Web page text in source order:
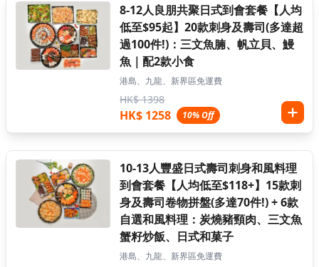
8-12人良朋共聚日式到會套餐【人均
低至$95起】20款刺身及壽司(多達超
過100件!)：三文魚腩、帆立貝、鰻
魚｜配2款小食
港島、九龍、新界區免運費
HK$ 1398
HK$ 1258 10% Off
10-13人豐盛日式壽司刺身和風料理
到會套餐【人均低至$118+】15款刺
身及壽司卷物拼盤(多達70件!) + 6款
自選和風料理：炭燒豬頸肉、三文魚
蟹籽炒飯、日式和菓子
港島、九龍、新界區免運費